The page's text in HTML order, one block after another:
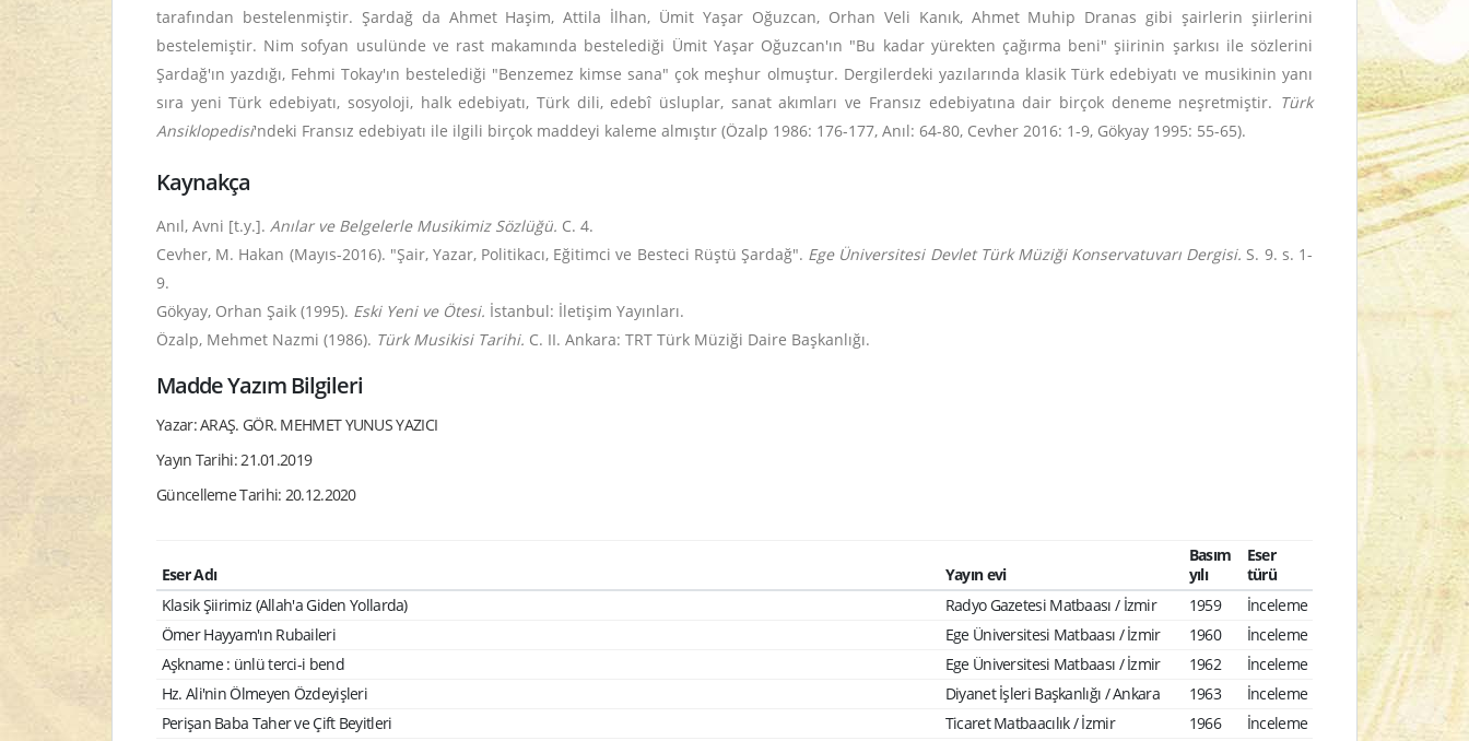
tarafından bestelenmiştir. Şardağ da Ahmet Haşim, Attila İlhan, Ümit Yaşar Oğuzcan, Orhan Veli Kanık, Ahmet Muhip Dranas gibi şairlerin şiirlerini
bestelemiştir. Nim sofyan usulünde ve rast makamında bestelediği Ümit Yaşar Oğuzcan'ın "Bu kadar yürekten çağırma beni" şiirinin şarkısı ile sözlerini
Şardağ'ın yazdığı, Fehmi Tokay'ın bestelediği "Benzemez kimse sana" çok meşhur olmuştur. Dergilerdeki yazılarında klasik Türk edebiyatı ve musikinin yanı
sıra yeni Türk edebiyatı, sosyoloji, halk edebiyatı, Türk dili, edebî üsluplar, sanat akımları ve Fransız edebiyatına dair birçok deneme neşretmiştir. Türk
Ansiklopedisi'ndeki Fransız edebiyatı ile ilgili birçok maddeyi kaleme almıştır (Özalp 1986: 176-177, Anıl: 64-80, Cevher 2016: 1-9, Gökyay 1995: 55-65).
Kaynakça
Anıl, Avni [t.y.]. Anılar ve Belgelerle Musikimiz Sözlüğü. C. 4.
Cevher, M. Hakan (Mayıs-2016). "Şair, Yazar, Politikacı, Eğitimci ve Besteci Rüştü Şardağ". Ege Üniversitesi Devlet Türk Müziği Konservatuvarı Dergisi. S. 9. s. 1-
9.
Gökyay, Orhan Şaik (1995). Eski Yeni ve Ötesi. İstanbul: İletişim Yayınları.
Özalp, Mehmet Nazmi (1986). Türk Musikisi Tarihi. C. II. Ankara: TRT Türk Müziği Daire Başkanlığı.
Madde Yazım Bilgileri
Yazar: ARAŞ. GÖR. MEHMET YUNUS YAZICI
Yayın Tarihi: 21.01.2019
Güncelleme Tarihi: 20.12.2020
Eser Adı Yayın evi
Basım
yılı
Eser
türü
Klasik Şiirimiz (Allah'a Giden Yollarda)
Radyo Gazetesi Matbaası / İzmir 1959
İnceleme
Ömer Hayyam'ın Rubaileri
Ege Üniversitesi Matbaası / İzmir 1960
İnceleme
Aşkname : ünlü terci-i bend
Ege Üniversitesi Matbaası / İzmir 1962
İnceleme
Hz. Ali'nin Ölmeyen Özdeyişleri
Diyanet İşleri Başkanlığı / Ankara 1963
İnceleme
Perişan Baba Taher ve Çift Beyitleri
Ticaret Matbaacılık / İzmir 1966
İnceleme